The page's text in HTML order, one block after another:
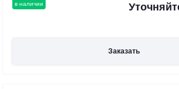
в наличии
Заказать